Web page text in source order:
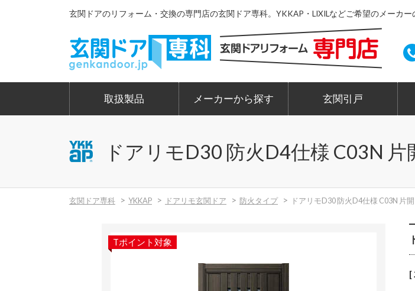
玄関ドアのリフォーム・交換の専門店の玄関ドア専科。YKKAP・LIXILなどご希望のメーカー
取扱製品 メーカーから探す 玄関引戸
ドアリモD30 防火D4仕様 C03N 片
玄関ドア専科 YKKAP ドアリモ玄関ドア 防火タイプ ドアリモD30 防火D4仕様 C03N 片開
Tポイント対象
[